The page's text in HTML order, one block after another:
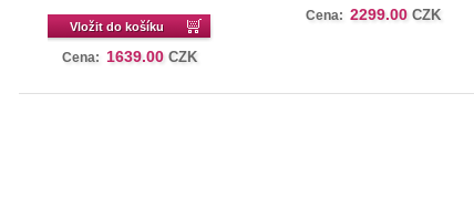
Vložit do košíku
Cena: 1639.00 CZK
Cena: 2299.00 CZK